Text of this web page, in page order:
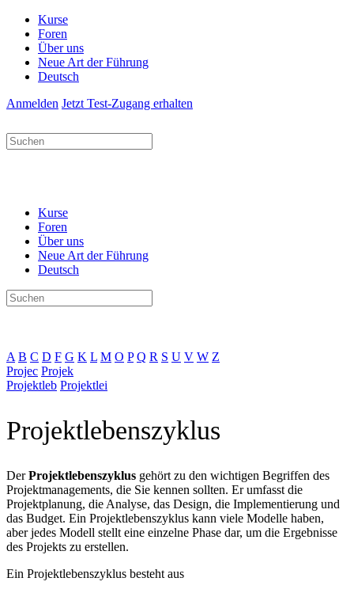
Kurse
Foren
Über uns
Neue Art der Führung
Deutsch
Anmelden Jetzt Test-Zugang erhalten
Suchen
nach:
Kurse
Foren
Über uns
Neue Art der Führung
Deutsch
Suchen
nach:
A B C D F G K L M O P Q R S U V W Z
Projec Projek
Projektleb Projektlei
Projektlebenszyklus
DerProjektlebenszyklus gehört zu den wichtigen Begriffen des
Projektmanagements, die Sie kennen sollten. Er umfasst die
Projektplanung, die Analyse, das Design, die Implementierung und
das Budget. Ein Projektlebenszyklus kann viele Modelle haben,
aber jedes Modell stellt eine einzelne Phase dar, um die Ergebnisse
des Projekts zu erstellen.
Ein Projektlebenszyklus besteht aus